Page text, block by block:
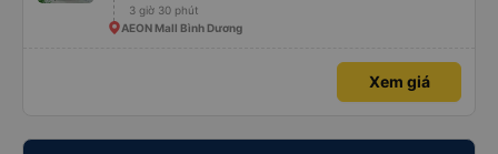
3 giờ 30 phút
AEON Mall Bình Dương
Xem giá